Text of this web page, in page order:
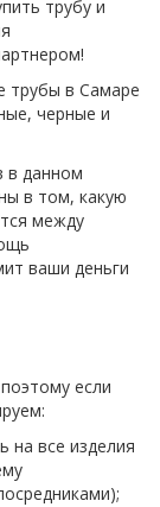
трубу и
трубы в Самаре
черные и
в данном
в том, какую
между
ваши деньги
если
на все изделия